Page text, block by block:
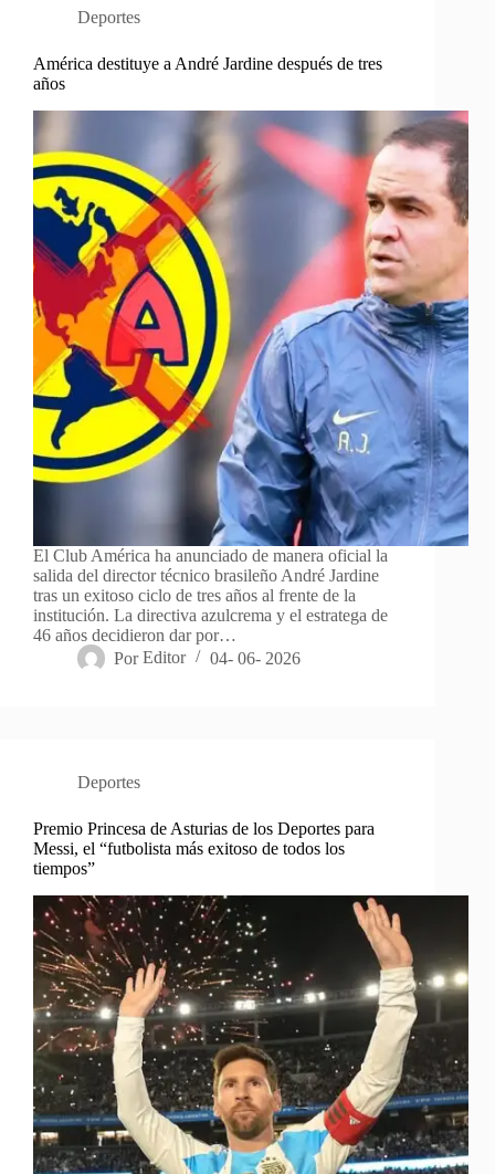
Deportes
América destituye a André Jardine después de tres
años
El Club América ha anunciado de manera oficial la
salida del director técnico brasileño André Jardine
tras un exitoso ciclo de tres años al frente de la
institución. La directiva azulcrema y el estratega de
46 años decidieron dar por…
Por Editor 04- 06- 2026
Deportes
Premio Princesa de Asturias de los Deportes para
Messi, el “futbolista más exitoso de todos los
tiempos”